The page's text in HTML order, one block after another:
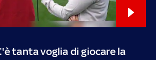
tanta voglia di giocare la